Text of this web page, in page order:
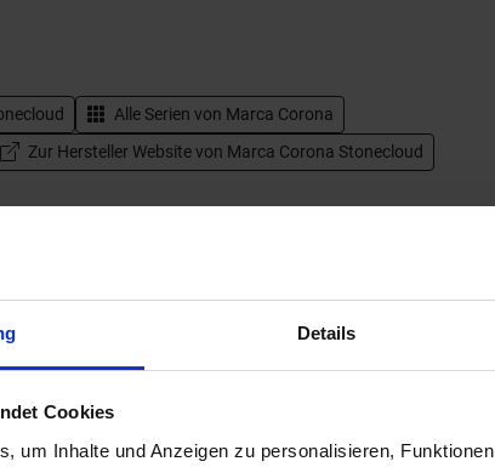
Details
Cookies
um Inhalte und Anzeigen zu personalisieren,
Alle Serien von Marca Corona
Zur Hersteller Website von Marca Corona Stonecloud